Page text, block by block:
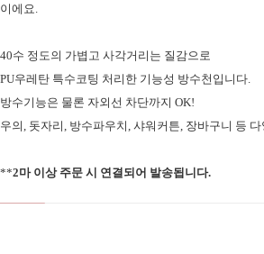
이에요.
40수 정도의 가볍고 사각거리는 질감으로
PU우레탄 특수코팅 처리한 기능성 방수천입니다.
방수기능은 물론 자외선 차단까지 OK!
우의, 돗자리, 방수파우치, 샤워커튼, 장바구니 등 다
**2마 이상 주문 시 연결되어 발송됩니다.